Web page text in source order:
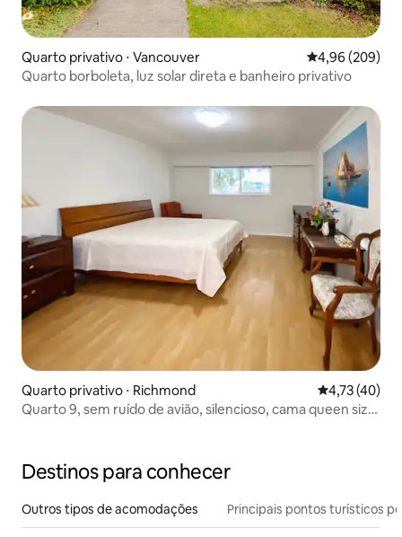
Quarto privativo ⋅ Vancouver 4,96 de uma
4,96 (209)
Quarto borboleta, luz solar direta e banheiro privativo
Quarto privativo ⋅ Richmond 4,73 de uma
4,73 (40)
Quarto 9, sem ruído de avião, silencioso, cama queen size,
Destinos para conhecer
Outros tipos de acomodações Principais pontos turísticos